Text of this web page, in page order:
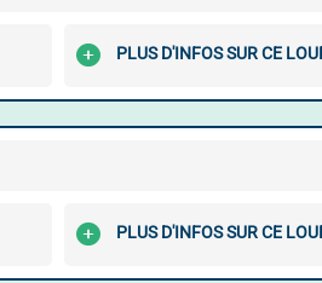
PLUS D'INFOS SUR CE
PLUS D'INFOS SUR CE